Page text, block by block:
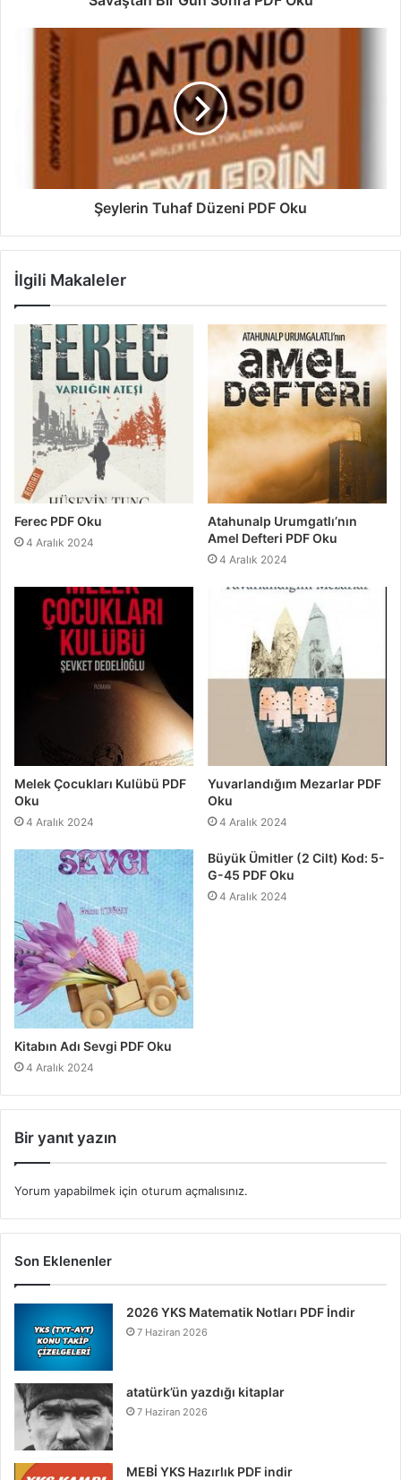
Şeylerin Tuhaf Düzeni PDF Oku
İlgili Makaleler
Ferec PDF Oku
4 Aralık 2024
Atahunalp Urumgatlı’nın
Amel Defteri PDF Oku
4 Aralık 2024
Melek Çocukları Kulübü PDF
Oku
4 Aralık 2024
Yuvarlandığım Mezarlar PDF
Oku
4 Aralık 2024
Kitabın Adı Sevgi PDF Oku
4 Aralık 2024
Büyük Ümitler (2 Cilt) Kod: 5-
G-45 PDF Oku
4 Aralık 2024
Bir yanıt yazın
Yorum yapabilmek için oturum açmalısınız.
Son Eklenenler
2026 YKS Matematik Notları PDF İndir
7 Haziran 2026
atatürk’ün yazdığı kitaplar
7 Haziran 2026
MEBİ YKS Hazırlık PDF indir